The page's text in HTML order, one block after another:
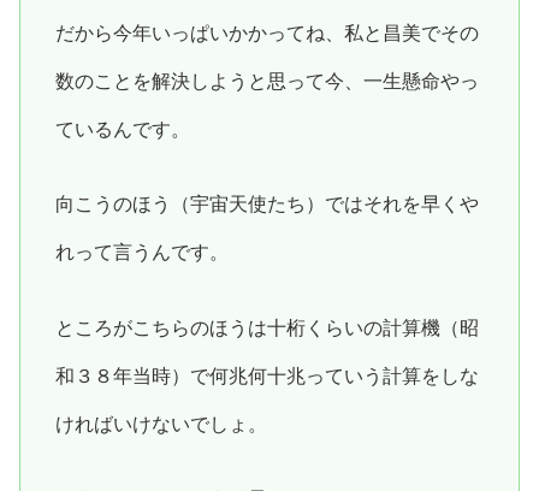
だから今年いっぱいかかってね、私と昌美でその
数のことを解決しようと思って今、一生懸命やっ
ているんです。
向こうのほう（宇宙天使たち）ではそれを早くや
れって言うんです。
ところがこちらのほうは十桁くらいの計算機（昭
和３８年当時）で何兆何十兆っていう計算をしな
ければいけないでしょ。